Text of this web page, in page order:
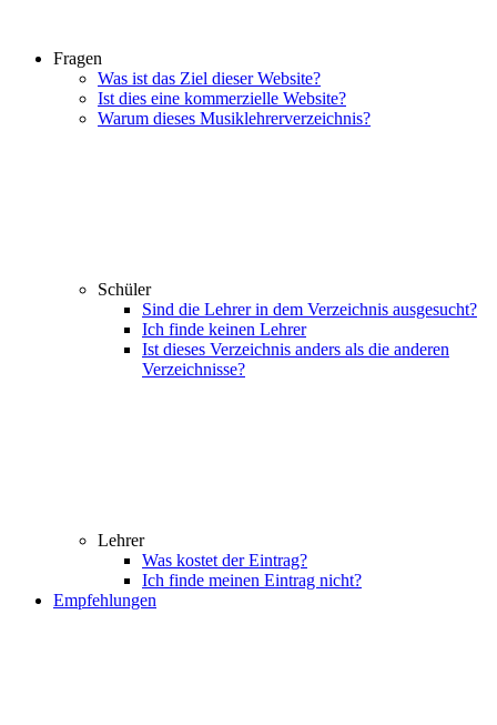
Fragen
Was ist das Ziel dieser Website?
Ist dies eine kommerzielle Website?
Warum dieses Musiklehrerverzeichnis?
Schüler
Sind die Lehrer in dem Verzeichnis ausgesucht?
Ich finde keinen Lehrer
Ist dieses Verzeichnis anders als die anderen
Verzeichnisse?
Lehrer
Was kostet der Eintrag?
Ich finde meinen Eintrag nicht?
Empfehlungen